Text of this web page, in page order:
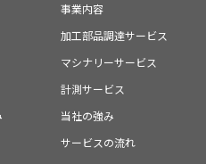
事業内容
加工部品調達サービス
マシナリーサービス
計測サービス
当社の強み
サービスの流れ